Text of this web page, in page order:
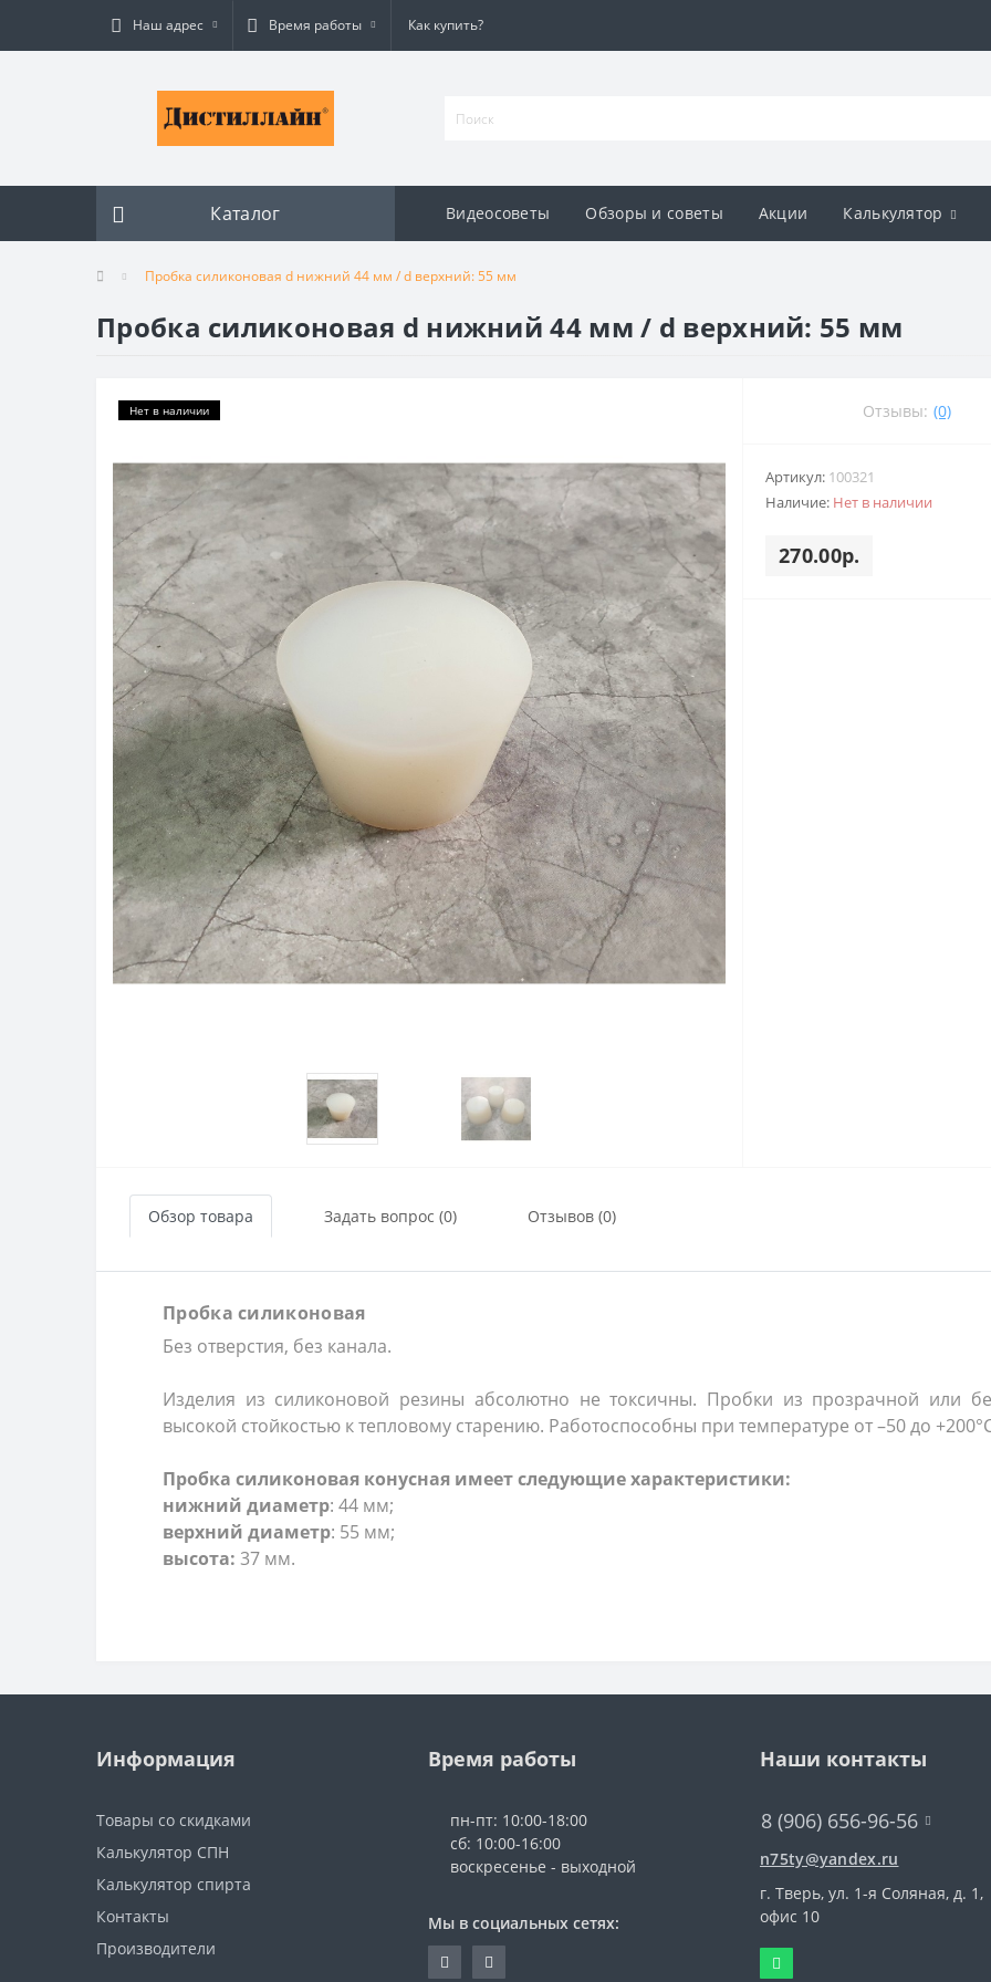
Наш адрес Время работы Как купить?
Каталог Видеосоветы Обзоры и советы Акции Калькулятор
Пробка силиконовая d нижний 44 мм / d верхний: 55 мм
Пробка силиконовая d нижний 44 мм / d верхний: 55 мм
Нет в наличии Отзывы: (0)
Артикул: 100321
Наличие: Нет в наличии
270.00р.
Обзор товара Задать вопрос (0) Отзывов (0)
Пробка силиконовая
Без отверстия, без канала.
Изделия из силиконовой резины абсолютно не токсичны. Пробки из прозрачной или
высокой стойкостью к тепловому старению. Работоспособны при температуре от –50 до
Пробка силиконовая конусная имеет следующие характеристики:
нижний диаметр: 44 мм;
верхний диаметр: 55 мм;
высота: 37 мм.
Информация
Товары со скидками
Калькулятор СПН
Калькулятор спирта
Контакты
Производители
Время работы
пн-пт: 10:00-18:00
сб: 10:00-16:00
воскресенье - выходной
Мы в социальных сетях:
Наши контакты
8 (906) 656-96-56
n75ty@yandex.ru
г. Тверь, ул. 1-я Соляная, д. 1,
офис 10